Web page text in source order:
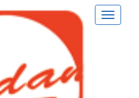
Toggle